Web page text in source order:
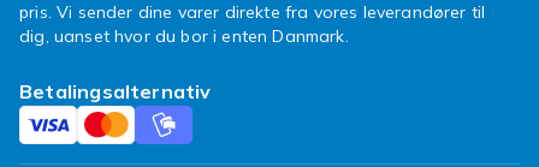
pris. Vi sender dine varer direkte fra vores leverandører til
dig, uanset hvor du bor i enten Danmark.
Betalingsalternativ